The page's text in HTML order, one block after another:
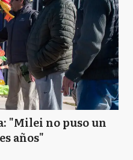
"Milei no puso un
años"